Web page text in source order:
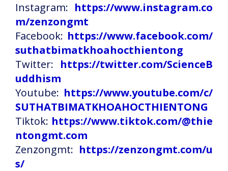
Instagram: https://www.instagram.co
m/zenzongmt
Facebook: https://www.facebook.com/
suthatbimatkhoahocthientong
Twitter: https://twitter.com/ScienceB
uddhism
Youtube: https://www.youtube.com/c/
SUTHATBIMATKHOAHOCTHIENTONG
Tiktok: https://www.tiktok.com/@thie
ntongmt.com
Zenzongmt: https://zenzongmt.com/u
s/